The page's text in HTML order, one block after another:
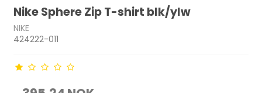
Nike Sphere Zip T-shirt blk/ylw
NIKE
424222-011